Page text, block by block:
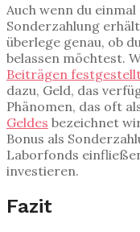
Auch wenn du
Sonderzahlung
überlege genau, ob
belassen möchtest.
Beiträgen
dazu, Geld, das
Phänomen, das oft
Geldes bezeichnet
Bonus als
Laborfonds
investieren.
Fazit